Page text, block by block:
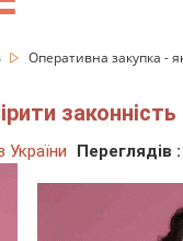
Оперативна закупка -
України Переглядів :